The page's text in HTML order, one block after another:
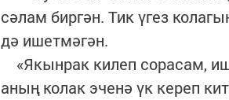
сәлам биргән. Тик үгез
дә ишетмәгән.
«Якынрак килеп сорасам,
аның колак эченә үк кереп